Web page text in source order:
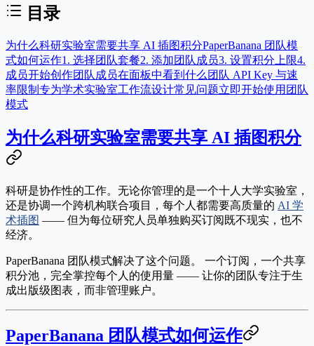
目录
为什么科研实验室需要共享 AI 插图积分PaperBanana 团队模
式如何运作1. 选择团队套餐2. 添加团队成员3. 设置积分上限4.
成员开始创作团队成员在面板中看到什么 团队 API Key 与速
率限制 专为学术实验室工作流设计常见问题立即开始使用团队
模式
为什么科研实验室需要共享 AI 插图积分
科研是协作性的工作。无论你管理的是一个十人大学实验室，
还是协调一个跨机构联合项目，每个人都需要高质量的 AI 学
术插图 —— 但为每位研究人员单独购买订阅既不现实，也不
经济。
PaperBanana 团队模式解决了这个问题。
一个订阅，一个共享
积分池，完全掌控每个人的使用量 —— 让你的团队专注于生
成出版级图表，而非管理账户。
PaperBanana 团队模式如何运作